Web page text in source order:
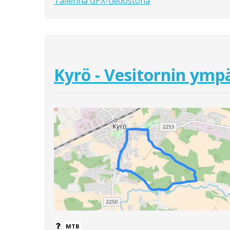
Kyrö - Vesitornin
MTB